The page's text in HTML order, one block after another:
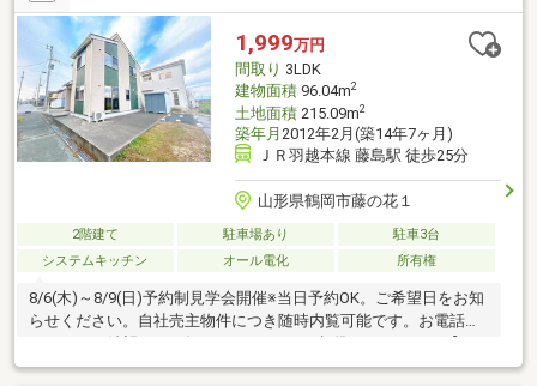
1,999万円
間取り 3LDK
建物面積96.04m2
土地面積215.09m2
築年月 2012年2月(築14年7ヶ月)
ＪＲ羽越本線 藤島駅 徒歩25分
山形県鶴岡市藤の花１
2階建て 駐車場あり
駐車3台
システムキッチン
オール電化 所有権
8/6(木)～8/9(日)予約制見学会開催※当日予約OK。ご希望日をお知
らせください。自社売主物件につき随時内覧可能です。お電話か
すすめポイント】・本物件は条件により住宅ローン減税が適用さ